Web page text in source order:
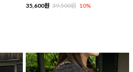
35,600원 39,500원 10%